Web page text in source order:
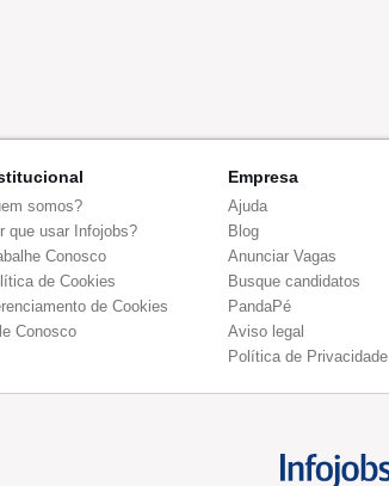
somos?
que usar Infojobs?
Conosco
de Cookies
de Cookies
Conosco
Empresa
Ajuda
Blog
Anunciar Vagas
Busque candidatos
PandaPé
Aviso legal
Política de Privacidade